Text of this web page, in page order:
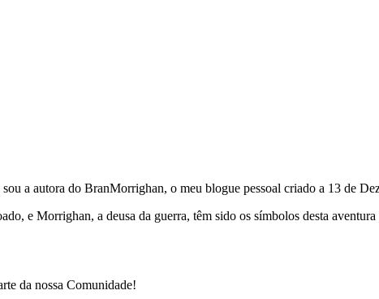
a autora do BranMorrighan, o meu blogue pessoal criado a 13 de
e Morrighan, a deusa da guerra, têm sido os símbolos desta
da nossa Comunidade!